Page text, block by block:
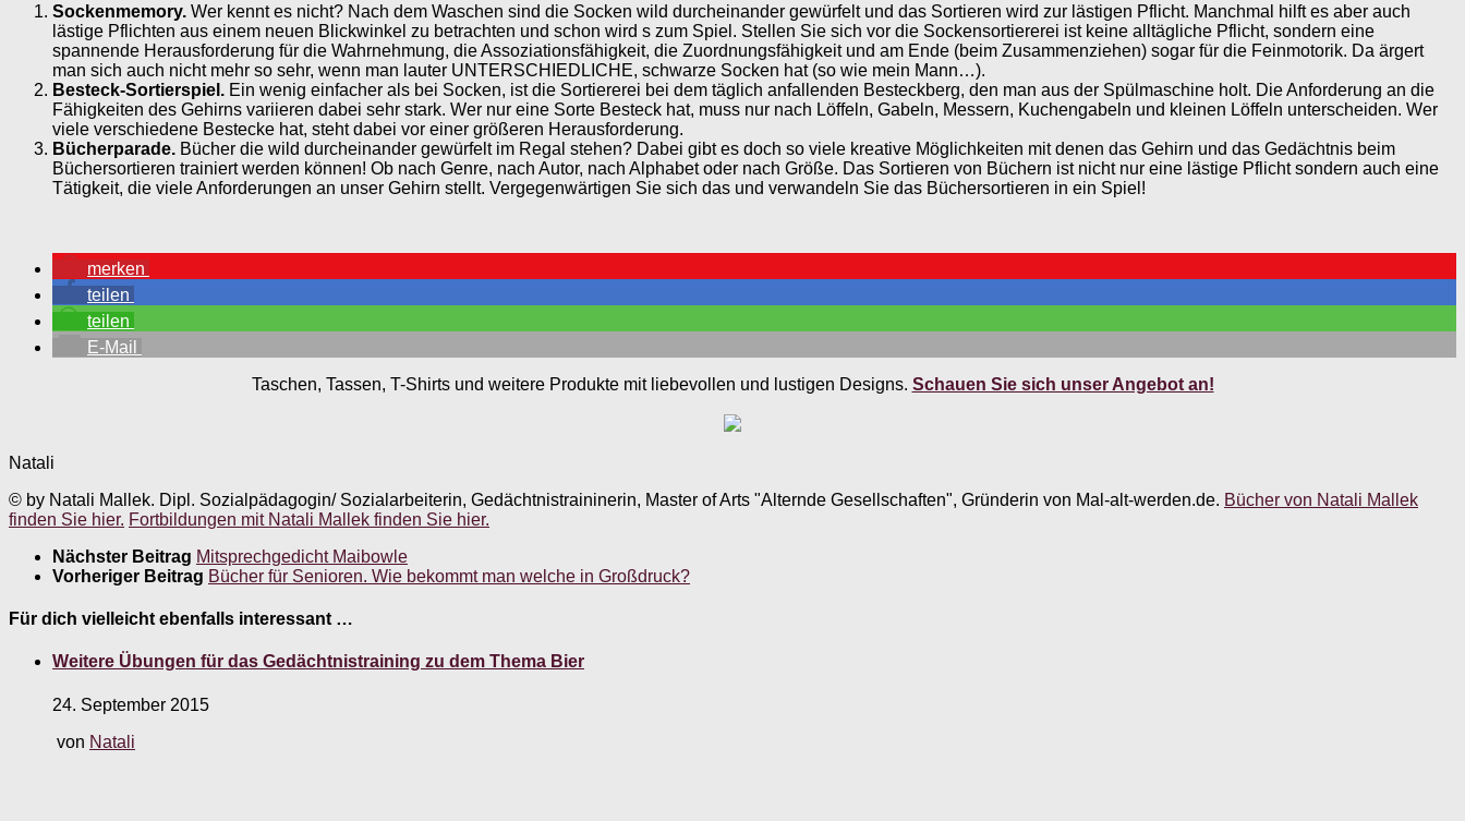
Sockenmemory. Wer kennt es nicht? Nach dem Waschen sind die Socken wild durcheinander gewürfelt und das Sortieren wird zur lästigen Pflicht. Manchmal hilft es aber auch
lästige Pflichten aus einem neuen Blickwinkel zu betrachten und schon wird s zum Spiel. Stellen Sie sich vor die Sockensortiererei ist keine alltägliche Pflicht, sondern eine
spannende Herausforderung für die Wahrnehmung, die Assoziationsfähigkeit, die Zuordnungsfähigkeit und am Ende (beim Zusammenziehen) sogar für die Feinmotorik. Da ärgert
man sich auch nicht mehr so sehr, wenn man lauter UNTERSCHIEDLICHE, schwarze Socken hat (so wie mein Mann…).
Besteck-Sortierspiel. Ein wenig einfacher als bei Socken, ist die Sortiererei bei dem täglich anfallenden Besteckberg, den man aus der Spülmaschine holt. Die Anforderung an die
Fähigkeiten des Gehirns variieren dabei sehr stark. Wer nur eine Sorte Besteck hat, muss nur nach Löffeln, Gabeln, Messern, Kuchengabeln und kleinen Löffeln unterscheiden. Wer
viele verschiedene Bestecke hat, steht dabei vor einer größeren Herausforderung.
Bücherparade. Bücher die wild durcheinander gewürfelt im Regal stehen? Dabei gibt es doch so viele kreative Möglichkeiten mit denen das Gehirn und das Gedächtnis beim
Büchersortieren trainiert werden können! Ob nach Genre, nach Autor, nach Alphabet oder nach Größe. Das Sortieren von Büchern ist nicht nur eine lästige Pflicht sondern auch eine
Tätigkeit, die viele Anforderungen an unser Gehirn stellt. Vergegenwärtigen Sie sich das und verwandeln Sie das Büchersortieren in ein Spiel!
merken
teilen
teilen
E-Mail
Taschen, Tassen, T-Shirts und weitere Produkte mit liebevollen und lustigen Designs. Schauen Sie sich unser Angebot an!
Natali
© by Natali Mallek. Dipl. Sozialpädagogin/ Sozialarbeiterin, Gedächtnistraininerin, Master of Arts "Alternde Gesellschaften", Gründerin von Mal-alt-werden.de. Bücher von Natali Mallek
finden Sie hier. Fortbildungen mit Natali Mallek finden Sie hier.
Nächster Beitrag Mitsprechgedicht Maibowle
Vorheriger Beitrag Bücher für Senioren. Wie bekommt man welche in Großdruck?
Für dich vielleicht ebenfalls interessant …
Weitere Übungen für das Gedächtnistraining zu dem Thema Bier
24. September 2015
von Natali